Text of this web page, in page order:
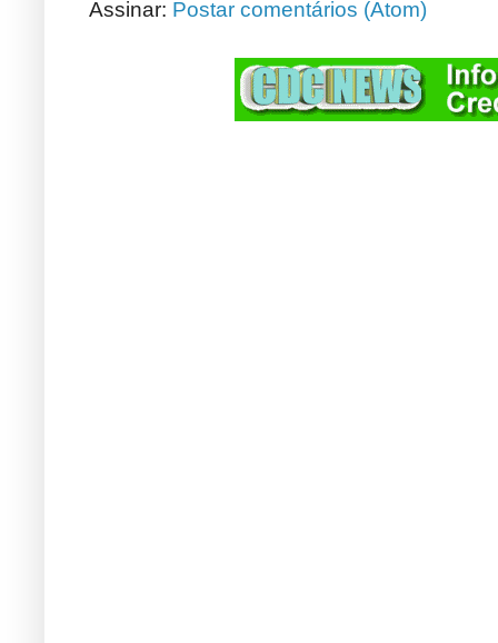
Assinar: Postar comentários (Atom)